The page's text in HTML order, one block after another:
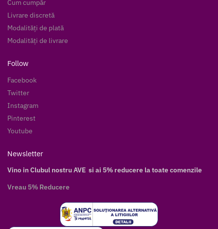
Cum cumpăr
Livrare discretă
Modalități de plată
Modalități de livrare
Follow
Facebook
Twitter
Instagram
Pinterest
Youtube
Newsletter
Vino in Clubul nostru AVE si ai 5% reducere la toate comenzile
Vreau 5% Reducere